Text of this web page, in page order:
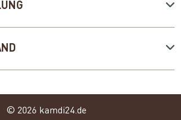
© 2026 kamdi24.de